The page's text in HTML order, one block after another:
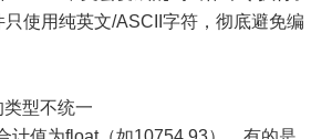
使用纯英文/ASCII字符，彻底避免编
型不统一